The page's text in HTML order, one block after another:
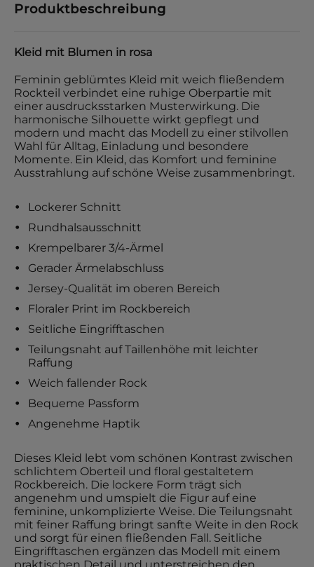
Produktbeschreibung
Kleid mit Blumen in rosa
Feminin geblümtes Kleid mit weich fließendem
Rockteil verbindet eine ruhige Oberpartie mit
einer ausdrucksstarken Musterwirkung. Die
harmonische Silhouette wirkt gepflegt und
modern und macht das Modell zu einer stilvollen
Wahl für Alltag, Einladung und besondere
Momente. Ein Kleid, das Komfort und feminine
Ausstrahlung auf schöne Weise zusammenbringt.
Lockerer Schnitt
Rundhalsausschnitt
Krempelbarer 3/4-Ärmel
Gerader Ärmelabschluss
Jersey-Qualität im oberen Bereich
Floraler Print im Rockbereich
Seitliche Eingrifftaschen
Teilungsnaht auf Taillenhöhe mit leichter
Raffung
Weich fallender Rock
Bequeme Passform
Angenehme Haptik
Dieses Kleid lebt vom schönen Kontrast zwischen
schlichtem Oberteil und floral gestaltetem
Rockbereich. Die lockere Form trägt sich
angenehm und umspielt die Figur auf eine
feminine, unkomplizierte Weise. Die Teilungsnaht
mit feiner Raffung bringt sanfte Weite in den Rock
und sorgt für einen fließenden Fall. Seitliche
Eingrifftaschen ergänzen das Modell mit einem